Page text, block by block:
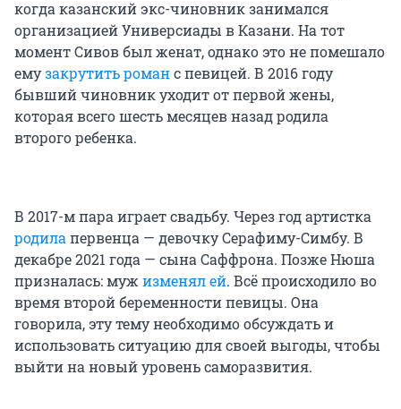
когда казанский экс-чиновник занимался
организацией Универсиады в Казани. На тот
момент Сивов был женат, однако это не помешало
емузакрутить романс певицей. В 2016 году
бывший чиновник уходит от первой жены,
которая всего шесть месяцев назад родила
второго ребенка.
В 2017-м пара играет свадьбу. Через год артистка
родилапервенца — девочку Серафиму-Симбу. В
декабре 2021 года — сына Саффрона. Позже Нюша
призналась: муж изменял ей. Всё происходило во
время второй беременности певицы. Она
говорила, эту тему необходимо обсуждать и
использовать ситуацию для своей выгоды, чтобы
выйти на новый уровень саморазвития.